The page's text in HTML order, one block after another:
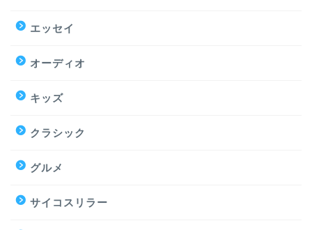
エッセイ
オーディオ
キッズ
クラシック
グルメ
サイコスリラー